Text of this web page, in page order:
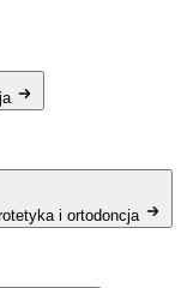
i ortodoncja